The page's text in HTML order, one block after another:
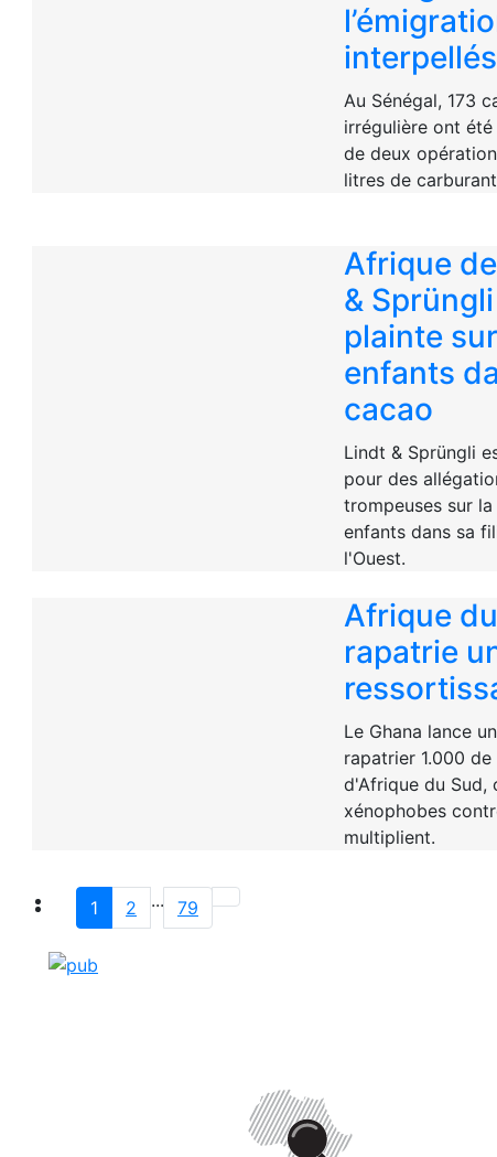
Au Sénégal, 173
irrégulière ont
de deux
litres de
Afrique
&
plainte
enfants
cacao
Lindt & Sprüngli
pour des
trompeuses sur
enfants dans sa
l'Ouest.
Afrique
rapatrie
Le Ghana lance
rapatrier 1.000
d'Afrique du Sud,
xénophobes
multiplient.
1
2 ... 79